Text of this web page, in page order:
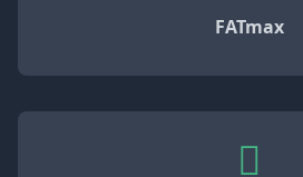
FATmax